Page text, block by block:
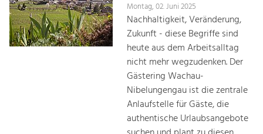
Montag, 02. Juni 2025
Nachhaltigkeit, Veränderung,
Zukunft - diese Begriffe sind
heute aus dem Arbeitsalltag
nicht mehr wegzudenken. Der
Gästering Wachau-
Nibelungengau ist die zentrale
Anlaufstelle für Gäste, die
authentische Urlaubsangebote